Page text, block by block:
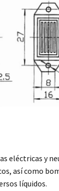
eléctricas y
así como
líquidos.